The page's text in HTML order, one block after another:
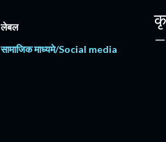
लेबल
सामाजिक माध्यमे/Social media